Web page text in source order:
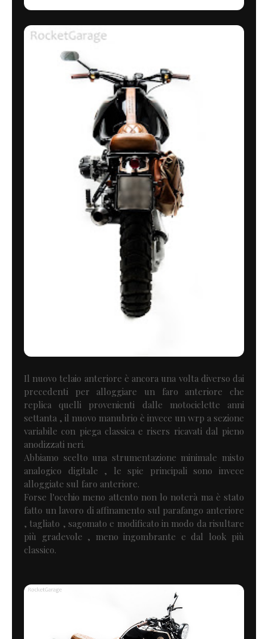
Il nuovo telaio anteriore è ancora una volta diverso dai
precedenti per alloggiare un faro anteriore che
replica quelli provenienti dalle motociclette anni
settanta , il nuovo manubrio è invece un wrp a sezione
variabile con piega classica e risers ricavati dal pieno
anodizzati neri.
Abbiamo scelto una strumentazione minimale misto
analogico digitale , le spie principali sono invece
alloggiate sul faro anteriore.
Forse l'occhio meno attento non lo noterà ma è stato
fatto un lavoro di affinamento sul parafango anteriore
, tagliato , sagomato e modificato in modo da risultare
più gradevole , meno ingombrante e dal look più
classico.